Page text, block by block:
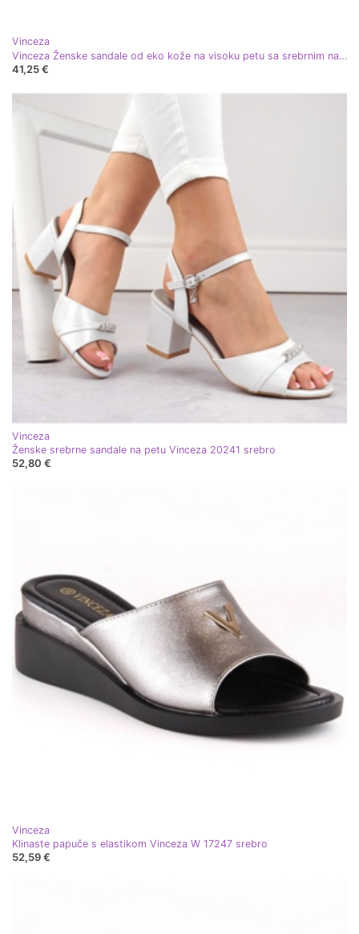
Vinceza
Vinceza Ženske sandale od eko kože na visoku petu sa srebrnim narhi ukrasima srebro
41,25 €
Vinceza
Ženske srebrne sandale na petu Vinceza 20241 srebro
52,80 €
Vinceza
Klinaste papuče s elastikom Vinceza W 17247 srebro
52,59 €